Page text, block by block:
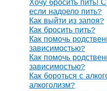
Хочу бросить пить!
если надоело пить?
Как выйти из запоя?
Как бросить пить?
Как помочь
зависимостью?
Как помочь
зависимостью?
Как бороться с
алкоголизм?